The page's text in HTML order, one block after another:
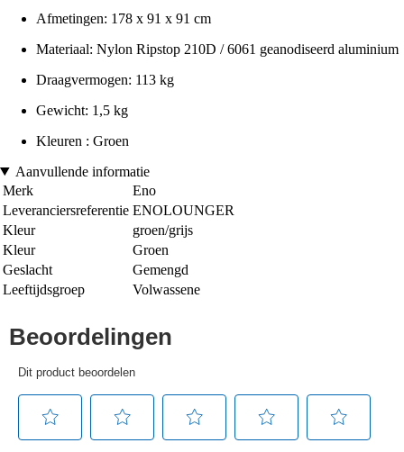
Afmetingen: 178 x 91 x 91 cm
Materiaal: Nylon Ripstop 210D / 6061 geanodiseerd aluminium
Draagvermogen: 113 kg
Gewicht: 1,5 kg
Kleuren : Groen
Aanvullende informatie
Merk
Eno
Leveranciersreferentie ENOLOUNGER
Kleur
groen/grijs
Kleur
Groen
Geslacht
Gemengd
Leeftijdsgroep
Volwassene